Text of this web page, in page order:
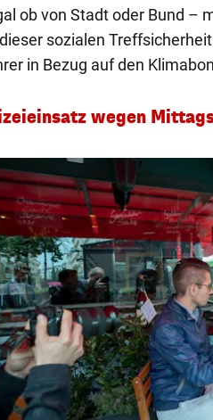
ob von Stadt oder Bund –
sozialen
in Bezug auf den
wegen